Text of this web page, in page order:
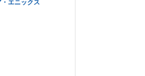
エニックス